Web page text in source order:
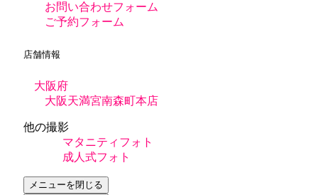
お問い合わせフォーム
ご予約フォーム
店舗情報
大阪府
大阪天満宮南森町本店
他の撮影
マタニティフォト
成人式フォト
メニューを閉じる